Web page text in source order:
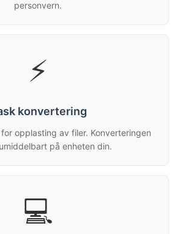
personvern.
⚡
konvertering
opplasting av filer. Konverteringen
på enheten din.
💻